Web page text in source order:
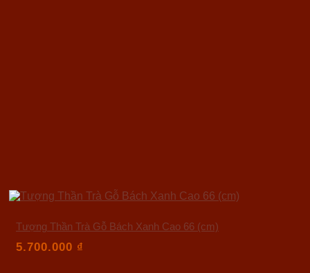
Tượng Thần Trà Gỗ Bách Xanh Cao 66 (cm)
5.700.000 ₫